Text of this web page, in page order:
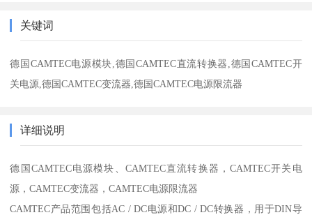
关键词
德国CAMTEC电源模块,德国CAMTEC直流转换器,德国CAMTEC开
关电源,德国CAMTEC变流器,德国CAMTEC电源限流器
详细说明
德国CAMTEC电源模块、CAMTEC直流转换器，CAMTEC开关电
源，CAMTEC变流器，CAMTEC电源限流器
CAMTEC产品范围包括AC / DC电源和DC / DC转换器，用于DIN导